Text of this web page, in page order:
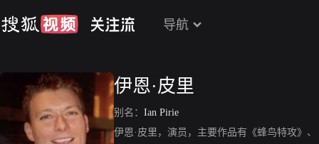
导航
伊恩·皮里
别名： Ian Pirie
伊恩·皮里，演员，主要作品有《蜂鸟特攻》、